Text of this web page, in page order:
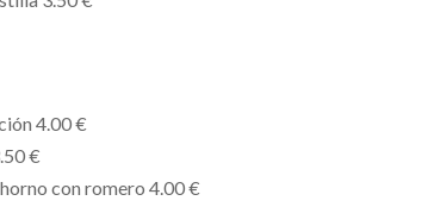
4.00 €
€
con romero 4.00 €